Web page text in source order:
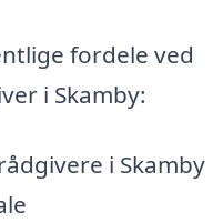
fordele ved
i Skamby:
i Skamby